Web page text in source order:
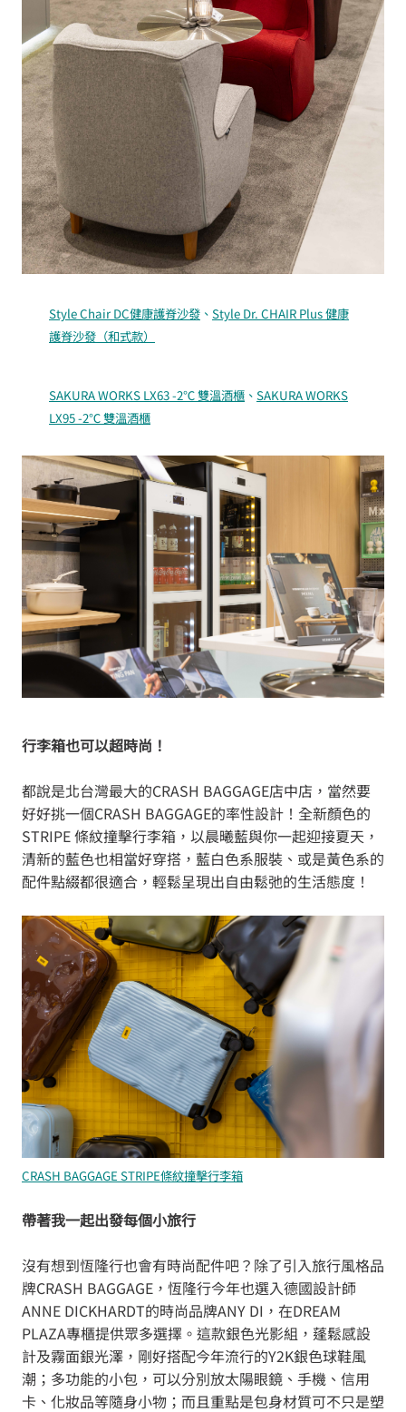
Style Chair DC健康護脊沙發 、 Style Dr. CHAIR Plus 健康
護脊沙發（和式款）
SAKURA WORKS LX63 -2℃ 雙溫酒櫃 、 SAKURA WORKS
LX95 -2℃ 雙溫酒櫃
行李箱也可以超時尚！
都說是北台灣最大的CRASH BAGGAGE店中店，當然要
好好挑一個CRASH BAGGAGE的率性設計！全新顏色的
STRIPE 條紋撞擊行李箱，以晨曦藍與你一起迎接夏天，
清新的藍色也相當好穿搭，藍白色系服裝、或是黃色系的
配件點綴都很適合，輕鬆呈現出自由鬆弛的生活態度！
CRASH BAGGAGE STRIPE條紋撞擊行李箱
帶著我一起出發每個小旅行
沒有想到恆隆行也會有時尚配件吧？除了引入旅行風格品
牌CRASH BAGGAGE，恆隆行今年也選入德國設計師
ANNE DICKHARDT的時尚品牌ANY DI，在DREAM
PLAZA專櫃提供眾多選擇。這款銀色光影組，蓬鬆感設
計及霧面銀光澤，剛好搭配今年流行的Y2K銀色球鞋風
潮；多功能的小包，可以分別放太陽眼鏡、手機、信用
卡、化妝品等隨身小物；而且重點是包身材質可不只是塑